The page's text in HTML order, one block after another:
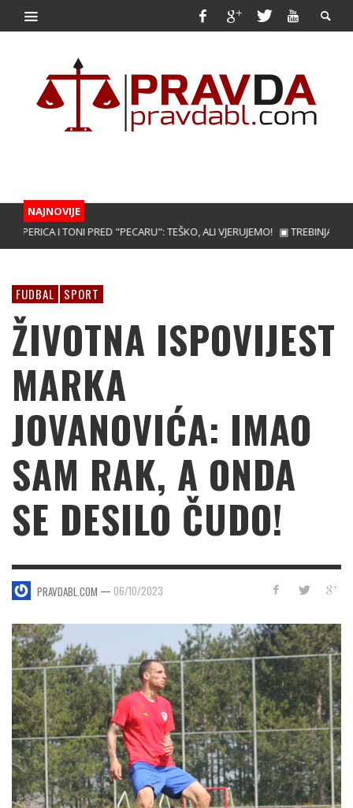
NAJNOVIJE
I TONI PRED "PECARU": TEŠKO, ALI VJERUJEMO! ▣ TREBINJAC
FUDBAL SPORT
ŽIVOTNA ISPOVIJEST
MARKA
JOVANOVIĆA: IMAO
SAM RAK, A ONDA
SE DESILO ČUDO!
PRAVDABL.COM — 06/10/2023